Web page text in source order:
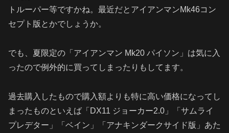
トルーパー等ですかね。最近だとアイアンマンMk46コン
セプト版とかでしょうか。
でも、夏限定の「アイアンマン Mk20 パイソン」は気に入
ったので例外的に買ってしまったりもしてます。
過去購入したもので購入額よりも特に高い価格になってし
まったものといえば「DX11 ジョーカー2.0」「サムライ
プレデター」「ベイン」「アナキンダークサイド版」あた